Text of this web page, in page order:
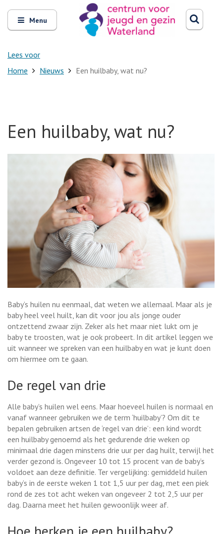
Open
en
sluit
Menu
Lees voor
Zoeken
Home Nieuws Een huilbaby, wat nu?
Een huilbaby, wat nu?
Baby’s huilen nu eenmaal, dat weten we allemaal. Maar als je
baby heel veel huilt, kan dit voor jou als jonge ouder
ontzettend zwaar zijn. Zeker als het maar niet lukt om je
baby te troosten, wat je ook probeert. In dit artikel leggen we
uit wanneer we spreken van een huilbaby en wat je kunt doen
om hiermee om te gaan.
De regel van drie
Alle baby’s huilen wel eens. Maar hoeveel huilen is normaal en
vanaf wanneer gebruiken we de term ‘huilbaby’? Om dit te
bepalen gebruiken artsen de ‘regel van drie’: een kind wordt
een huilbaby genoemd als het gedurende drie weken op
minimaal drie dagen minstens drie uur per dag huilt, terwijl het
verder gezond is. Ongeveer 10 tot 15 procent van de baby’s
voldoet aan deze definitie. Ter vergelijking: gemiddeld huilen
baby’s in de eerste weken 1 tot 1,5 uur per dag, met een piek
rond de zes tot acht weken van ongeveer 2 tot 2,5 uur per
dag. Daarna meet het huilen gewoonlijk weer af.